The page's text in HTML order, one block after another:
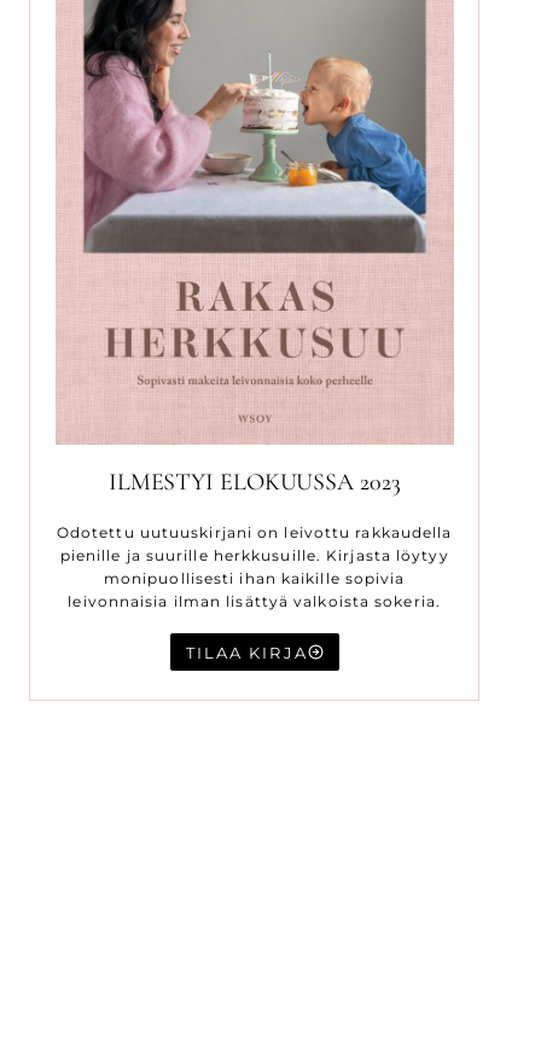
ILMESTYI ELOKUUSSA 2023
Odotettu uutuuskirjani on leivottu rakkaudella
pienille ja suurille herkkusuille. Kirjasta löytyy
monipuollisesti ihan kaikille sopivia
leivonnaisia ilman lisättyä valkoista sokeria.
TILAA KIRJA